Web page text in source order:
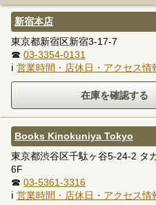
新宿本店
東京都新宿区新宿3-17-7
☎ 03-3354-0131
ℹ 営業時間・店休日・アクセス情
Books Kinokuniya Tokyo
東京都渋谷区千駄ヶ谷5-24-2 タ
6F
☎ 03-5361-3316
ℹ 営業時間・店休日・アクセス情